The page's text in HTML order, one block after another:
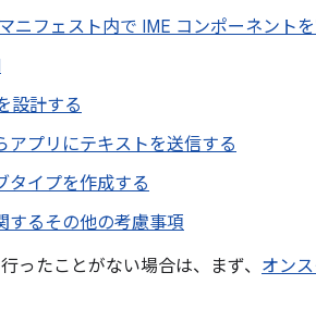
ニフェスト内で IME コンポーネント
設計する
アプリにテキストを送信する
タイプを作成する
するその他の考慮事項
ったことがない場合は、まず、 オン